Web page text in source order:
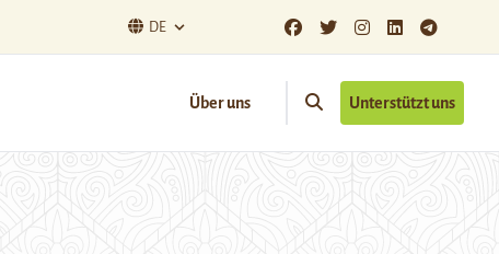
DE
Über uns Unterstützt uns